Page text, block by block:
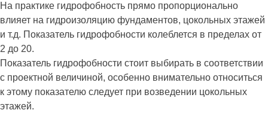
На практике гидрофобность прямо пропорционально
влияет на гидроизоляцию фундаментов, цокольных этажей
и т.д. Показатель гидрофобности колеблется в пределах от
2 до 20.
Показатель гидрофобности стоит выбирать в соответствии
с проектной величиной, особенно внимательно относиться
к этому показателю следует при возведении цокольных
этажей.